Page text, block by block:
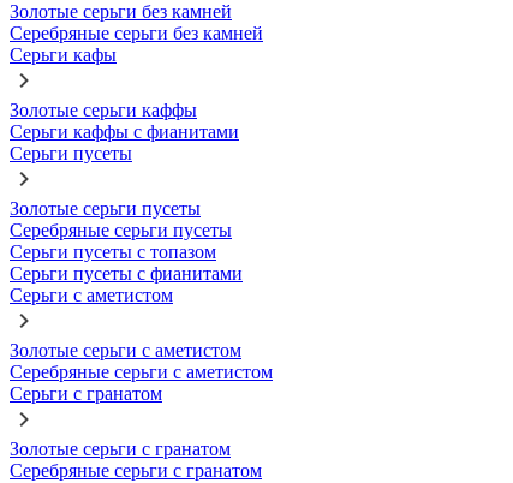
Золотые серьги без камней
Серебряные серьги без камней
Серьги кафы
Золотые серьги каффы
Серьги каффы с фианитами
Серьги пусеты
Золотые серьги пусеты
Серебряные серьги пусеты
Серьги пусеты с топазом
Серьги пусеты с фианитами
Серьги с аметистом
Золотые серьги с аметистом
Серебряные серьги с аметистом
Серьги с гранатом
Золотые серьги с гранатом
Серебряные серьги с гранатом